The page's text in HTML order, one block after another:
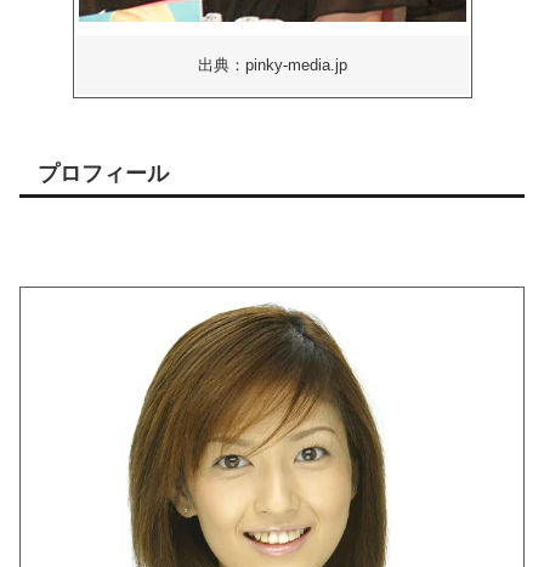
出典：pinky-media.jp
プロフィール